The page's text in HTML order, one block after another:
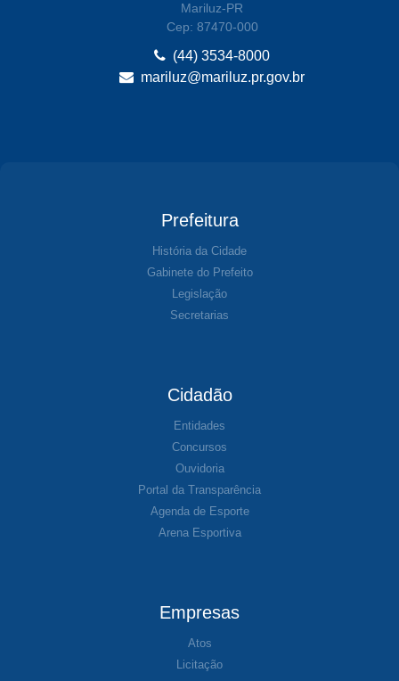
Mariluz-PR
Cep: 87470-000
(44) 3534-8000
mariluz@mariluz.pr.gov.br
Prefeitura
História da Cidade
Gabinete do Prefeito
Legislação
Secretarias
Cidadão
Entidades
Concursos
Ouvidoria
Portal da Transparência
Agenda de Esporte
Arena Esportiva
Empresas
Atos
Licitação